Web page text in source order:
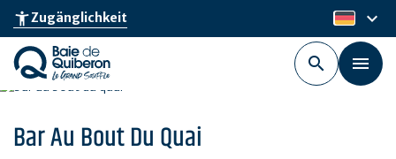
Skip
main
content
accessibility_newZugänglichkeit de
keyboard_arrow_down
Bar Au Bout Du Quai